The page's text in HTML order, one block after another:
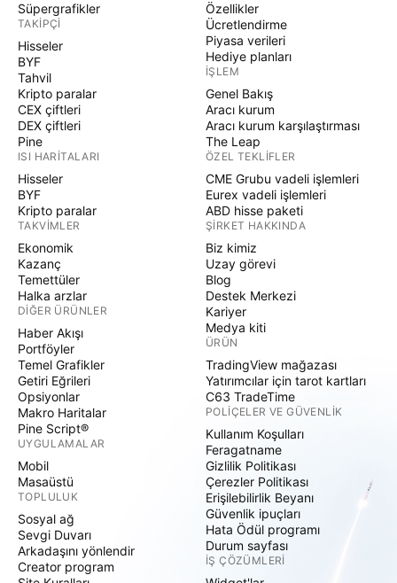
Süpergrafikler
TAKIPÇI
Hisseler
BYF
Tahvil
Kripto paralar
CEX çiftleri
DEX çiftleri
Pine
ISI HARITALARI
Hisseler
BYF
Kripto paralar
TAKVIMLER
Ekonomik
Kazanç
Temettüler
Halka arzlar
DIĞER ÜRÜNLER
Haber Akışı
Portföyler
Temel Grafikler
Getiri Eğrileri
Opsiyonlar
Makro Haritalar
Pine Script®
UYGULAMALAR
Mobil
Masaüstü
TOPLULUK
Sosyal ağ
Sevgi Duvarı
Arkadaşını yönlendir
Creator program
Özellikler
Ücretlendirme
Piyasa verileri
Hediye planları
İŞLEM
Genel Bakış
Aracı kurum
Aracı kurum karşılaştırması
The Leap
ÖZEL TEKLIFLER
CME Grubu vadeli işlemleri
Eurex vadeli işlemleri
ABD hisse paketi
ŞIRKET HAKKINDA
Biz kimiz
Uzay görevi
Blog
Destek Merkezi
Kariyer
Medya kiti
ÜRÜN
TradingView mağazası
Yatırımcılar için tarot kartları
C63 TradeTime
POLIÇELER VE GÜVENLIK
Kullanım Koşulları
Feragatname
Gizlilik Politikası
Çerezler Politikası
Erişilebilirlik Beyanı
Güvenlik ipuçları
Hata Ödül programı
Durum sayfası
İŞ ÇÖZÜMLERI